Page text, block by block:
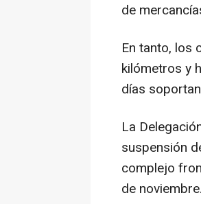
de
En tanto, los
kilómetros y
días
La
suspensión
complejo
de noviembre.